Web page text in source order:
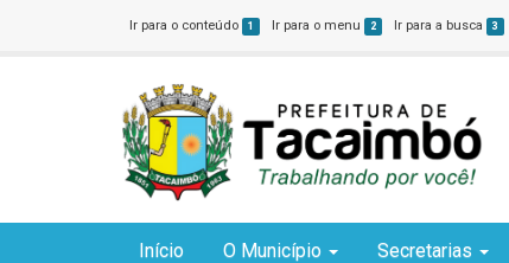
Ir para o conteúdo 1 Ir para o menu 2 Ir para a busca 3
Início O Município Secretarias